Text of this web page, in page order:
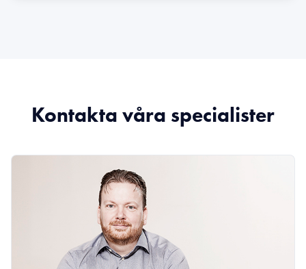
Kontakta våra specialister